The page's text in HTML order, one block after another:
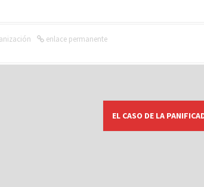
enlace permanente
EL CASO DE LA